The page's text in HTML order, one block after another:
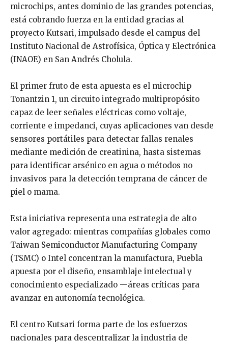
microchips, antes dominio de las grandes potencias,
está cobrando fuerza en la entidad gracias al
proyecto Kutsari, impulsado desde el campus del
Instituto Nacional de Astrofísica, Óptica y Electrónica
(INAOE) en San Andrés Cholula.
El primer fruto de esta apuesta es el microchip
Tonantzin 1, un circuito integrado multipropósito
capaz de leer señales eléctricas como voltaje,
corriente e impedanci, cuyas aplicaciones van desde
sensores portátiles para detectar fallas renales
mediante medición de creatinina, hasta sistemas
para identificar arsénico en agua o métodos no
invasivos para la detección temprana de cáncer de
piel o mama.
Esta iniciativa representa una estrategia de alto
valor agregado: mientras compañías globales como
Taiwan Semiconductor Manufacturing Company
(TSMC) o Intel concentran la manufactura, Puebla
apuesta por el diseño, ensamblaje intelectual y
conocimiento especializado —áreas críticas para
avanzar en autonomía tecnológica.
El centro Kutsari forma parte de los esfuerzos
nacionales para descentralizar la industria de